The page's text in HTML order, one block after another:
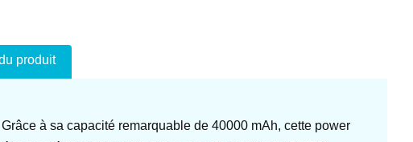
produit
à sa capacité remarquable de 40000 mAh, cette power